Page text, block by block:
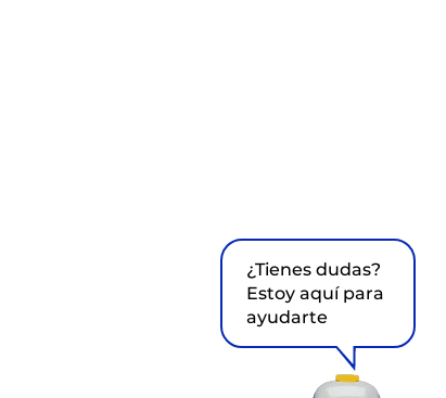
¿Tienes dudas?
Estoy aquí para
ayudarte